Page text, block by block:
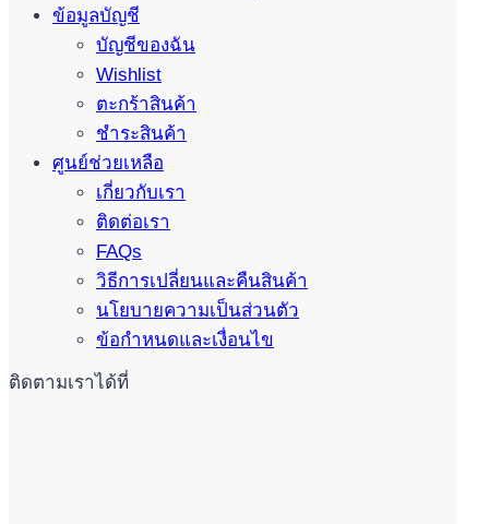
ข้อมูลบัญชี
บัญชีของฉัน
Wishlist
ตะกร้าสินค้า
ชำระสินค้า
ศูนย์ช่วยเหลือ
เกี่ยวกับเรา
ติดต่อเรา
FAQs
วิธีการเปลี่ยนและคืนสินค้า
นโยบายความเป็นส่วนตัว
ข้อกำหนดและเงื่อนไข
ติดตามเราได้ที่